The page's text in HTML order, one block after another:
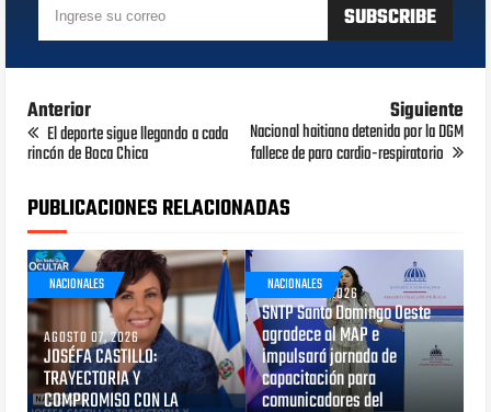
Anterior
El deporte sigue llegando a cada
rincón de Boca Chica
Siguiente
Nacional haitiana detenida por la DGM
fallece de paro cardio-respiratorio
PUBLICACIONES RELACIONADAS
NACIONALES
AGOSTO 07, 2026
JOSÉFA CASTILLO:
TRAYECTORIA Y
COMPROMISO CON LA
NACIONALES
AGOSTO 05, 2026
SNTP Santo Domingo Oeste
agradece al MAP e
impulsará jornada de
capacitación para
comunicadores del